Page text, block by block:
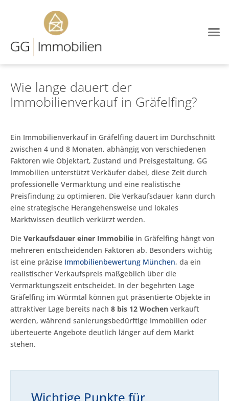
Wie lange dauert der
Immobilienverkauf in Gräfelfing?
Ein Immobilienverkauf in Gräfelfing dauert im Durchschnitt
zwischen 4 und 8 Monaten, abhängig von verschiedenen
Faktoren wie Objektart, Zustand und Preisgestaltung. GG
Immobilien unterstützt Verkäufer dabei, diese Zeit durch
professionelle Vermarktung und eine realistische
Preisfindung zu optimieren. Die Verkaufsdauer kann durch
eine strategische Herangehensweise und lokales
Marktwissen deutlich verkürzt werden.
Die Verkaufsdauer einer Immobilie in Gräfelfing hängt von
mehreren entscheidenden Faktoren ab. Besonders wichtig
ist eine präzise Immobilienbewertung München, da ein
realistischer Verkaufspreis maßgeblich über die
Vermarktungszeit entscheidet. In der begehrten Lage
Gräfelfing im Würmtal können gut präsentierte Objekte in
attraktiver Lage bereits nach 8 bis 12 Wochen verkauft
werden, während sanierungsbedürftige Immobilien oder
überteuerte Angebote deutlich länger auf dem Markt
stehen.
Wichtige Punkte für